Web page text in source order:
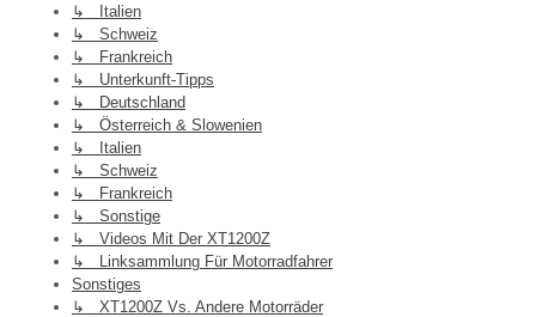
↳ Italien
↳ Schweiz
↳ Frankreich
↳ Unterkunft-Tipps
↳ Deutschland
↳ Österreich & Slowenien
↳ Italien
↳ Schweiz
↳ Frankreich
↳ Sonstige
↳ Videos Mit Der XT1200Z
↳ Linksammlung Für Motorradfahrer
Sonstiges
↳ XT1200Z Vs. Andere Motorräder